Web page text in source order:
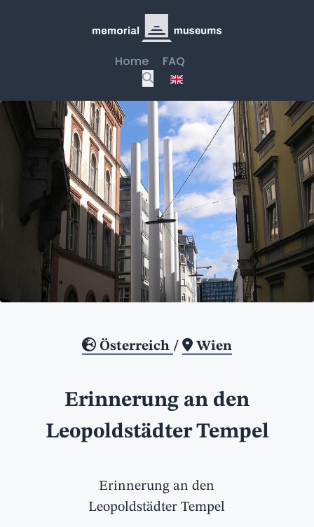
Home FAQ
Österreich / Wien
Erinnerung an den
Leopoldstädter Tempel
Erinnerung an den
Leopoldstädter Tempel